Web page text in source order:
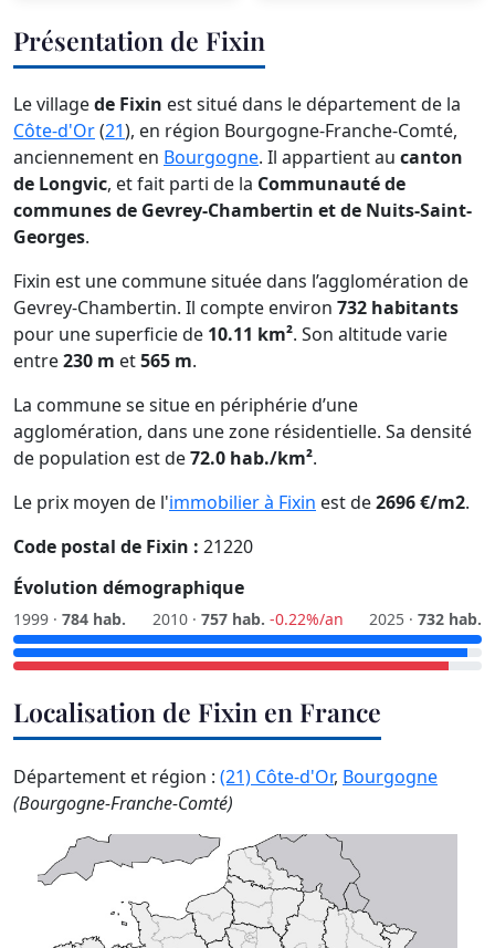
Présentation de Fixin
Le villagede Fixin est situé dans le département de la
Côte-d'Or(21), en région Bourgogne-Franche-Comté,
anciennement en Bourgogne. Il appartient au canton
de Longvic, et fait parti de la Communauté de
communes de Gevrey-Chambertin et de Nuits-Saint-
Georges.
Fixin est une commune située dans l’agglomération de
Gevrey-Chambertin. Il compte environ 732 habitants
pour une superficie de 10.11 km². Son altitude varie
entre230 m et565 m.
La commune se situe en périphérie d’une
agglomération, dans une zone résidentielle. Sa densité
de population est de72.0 hab./km².
Le prix moyen de l'immobilier à Fixin est de2696 €/m2.
Code postal de Fixin : 21220
Évolution démographique
1999 · 784 hab. 2010 · 757 hab. -0.22%/an 2025 · 732 hab.
Localisation de Fixin en France
Département et région : (21) Côte-d'Or, Bourgogne
(Bourgogne-Franche-Comté)